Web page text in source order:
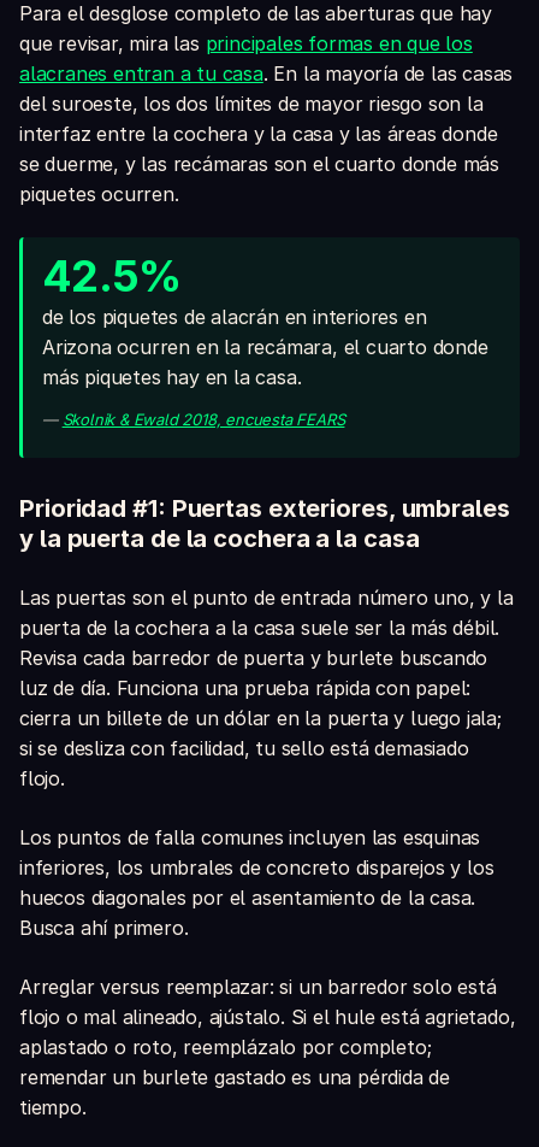
Para el desglose completo de las aberturas que hay
que revisar, mira las principales formas en que los
alacranes entran a tu casa. En la mayoría de las casas
del suroeste, los dos límites de mayor riesgo son la
interfaz entre la cochera y la casa y las áreas donde
se duerme, y las recámaras son el cuarto donde más
piquetes ocurren.
42.5%
de los piquetes de alacrán en interiores en
Arizona ocurren en la recámara, el cuarto donde
más piquetes hay en la casa.
— Skolnik & Ewald 2018, encuesta FEARS
Prioridad #1: Puertas exteriores, umbrales
y la puerta de la cochera a la casa
Las puertas son el punto de entrada número uno, y la
puerta de la cochera a la casa suele ser la más débil.
Revisa cada barredor de puerta y burlete buscando
luz de día. Funciona una prueba rápida con papel:
cierra un billete de un dólar en la puerta y luego jala;
si se desliza con facilidad, tu sello está demasiado
flojo.
Los puntos de falla comunes incluyen las esquinas
inferiores, los umbrales de concreto disparejos y los
huecos diagonales por el asentamiento de la casa.
Busca ahí primero.
Arreglar versus reemplazar: si un barredor solo está
flojo o mal alineado, ajústalo. Si el hule está agrietado,
aplastado o roto, reemplázalo por completo;
remendar un burlete gastado es una pérdida de
tiempo.